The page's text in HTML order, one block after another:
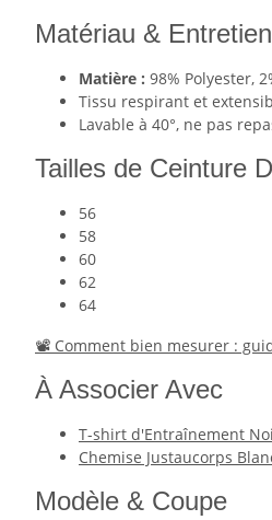
Matériau & Entretien
Matière : 98% Polyester,
Tissu respirant et
Lavable à 40°, ne pas
Tailles de Ceinture
56
58
60
62
64
📽 Comment bien mesurer :
À Associer Avec
T-shirt d'Entraînement
Chemise Justaucorps
Modèle & Coupe